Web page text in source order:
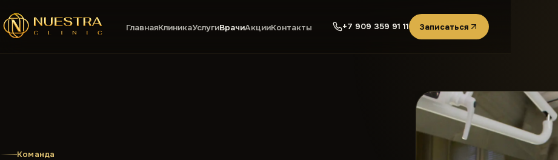
ГлавнаяКлиникаУслугиВрачиАкцииКонтакты +7 909 359 91 11 Записаться
Команда